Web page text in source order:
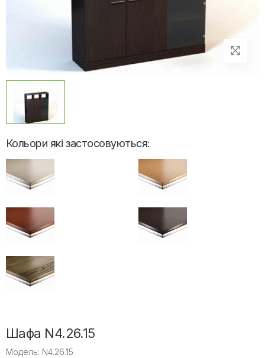
Кольори які застосовуються:
Шафа N4.26.15
Модель: N4.26.15